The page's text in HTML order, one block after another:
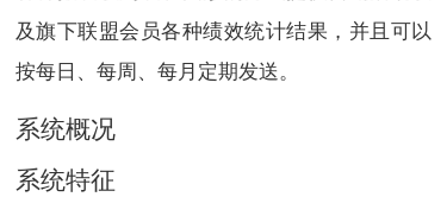
及旗下联盟会员各种绩效统计结果，并且可以
按每日、每周、每月定期发送。
系统概况
系统特征